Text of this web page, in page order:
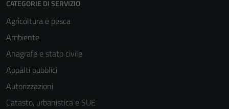
CATEGORIE DI SERVIZIO
Agricoltura e pesca
Ambiente
Anagrafe e stato civile
Appalti pubblici
Autorizzazioni
Catasto, urbanistica e SUE